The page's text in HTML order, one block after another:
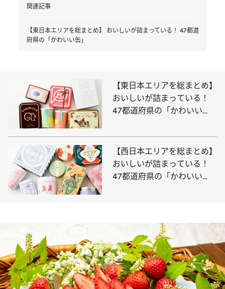
関連記事
【東日本エリアを総まとめ】 おいしいが詰まっている！ 47都道
府県の「かわいい缶」
【東日本エリアを総まとめ】
おいしいが詰まっている！
47都道府県の「かわいい
【西日本エリアを総まとめ】
おいしいが詰まっている！
47都道府県の「かわいい